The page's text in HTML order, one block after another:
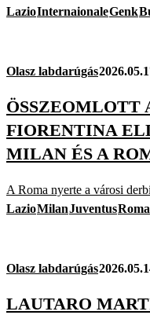
LazioInternaionaleGenk
Olasz labdarúgás
ÖSSZEOMLOTT
FIORENTINA
MILAN ÉS A
A Roma nyerte a városi
LazioMilanJuventusRoma
Olasz labdarúgás
LAUTARO